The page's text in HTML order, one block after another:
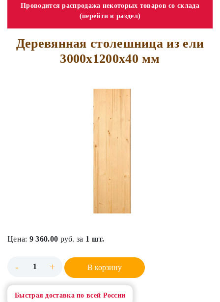
Проводится распродажа некоторых товаров со склада
(перейти в раздел)
Деревянная столешница из ели
3000х1200х40 мм
Цена: 9 360.00 руб. за 1 шт.
- + В корзину
Быстрая доставка по всей России